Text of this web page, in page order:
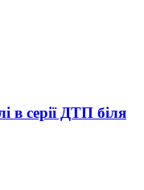
в серії ДТП біля